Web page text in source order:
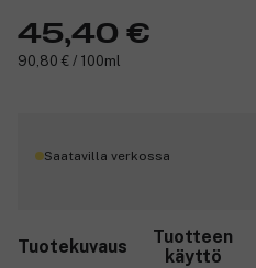
45,40 €
90,80 € / 100ml
Saatavilla verkossa
Tuotekuvaus
Tuotteen
käyttö